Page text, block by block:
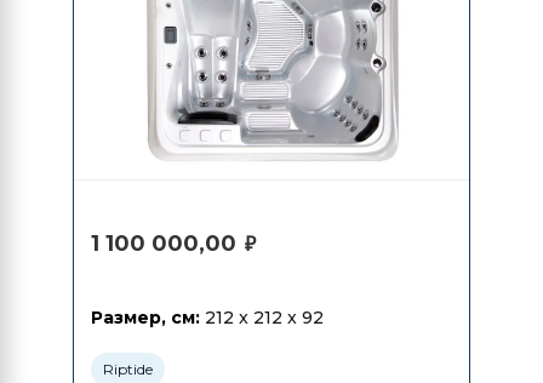
1 100 000,00 ₽
Размер, см: 212 x 212 x 92
Riptide